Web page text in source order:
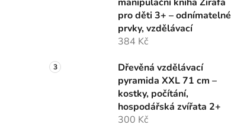
e
l
pro děti 3+ – odnímatelné
prvky, vzdělávací
384 Kč
Dřevěná vzdělávací
pyramida XXL 71 cm –
kostky, počítání,
hospodářská zvířata 2+
300 Kč